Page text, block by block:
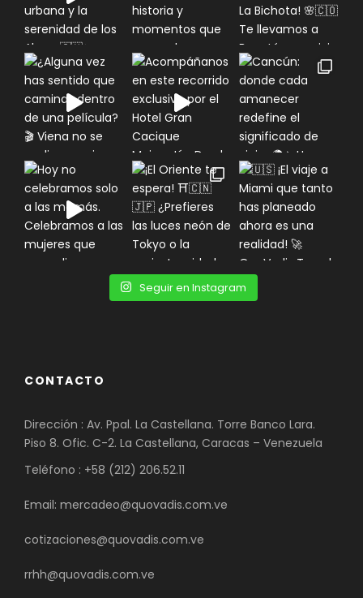
Seguir en Instagram
CONTACTO
Dirección : Av. Ppal. La Castellana. Torre Banco Lara.
Piso 8. Ofic. C-2. La Castellana, Caracas – Venezuela
Teléfono : +58 (212) 206.52.11
Email: mercadeo@quovadis.com.ve
cotizaciones@quovadis.com.ve
rrhh@quovadis.com.ve